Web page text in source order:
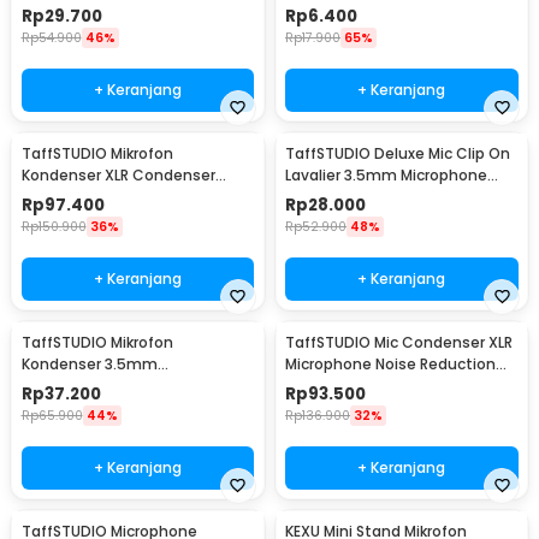
Clip - DZ0288
Rp29.700
Rp54.900 46%
+ Keranjang
Smartphone Laptop - SR-503
Rp6.400
Rp17.900 65%
+ Keranjang
TaffSTUDIO Mikrofon
Kondenser XLR Condenser
Microphone Studio Podcast -
BM-700
Rp97.400
Rp150.900 36%
+ Keranjang
TaffSTUDIO Deluxe Mic Clip On
Lavalier 3.5mm Microphone
Smartphone - EY-510A
Rp28.000
Rp52.900 48%
+ Keranjang
TaffSTUDIO Mikrofon
Kondenser 3.5mm
Omnidirectional Podcast with
Stand - SF-666
Rp37.200
Rp65.900 44%
+ Keranjang
TaffSTUDIO Mic Condenser XLR
Microphone Noise Reduction
with Holder - BM-800
Rp93.500
Rp136.900 32%
+ Keranjang
TaffSTUDIO Microphone KEXU Mini Stand Mikrofon